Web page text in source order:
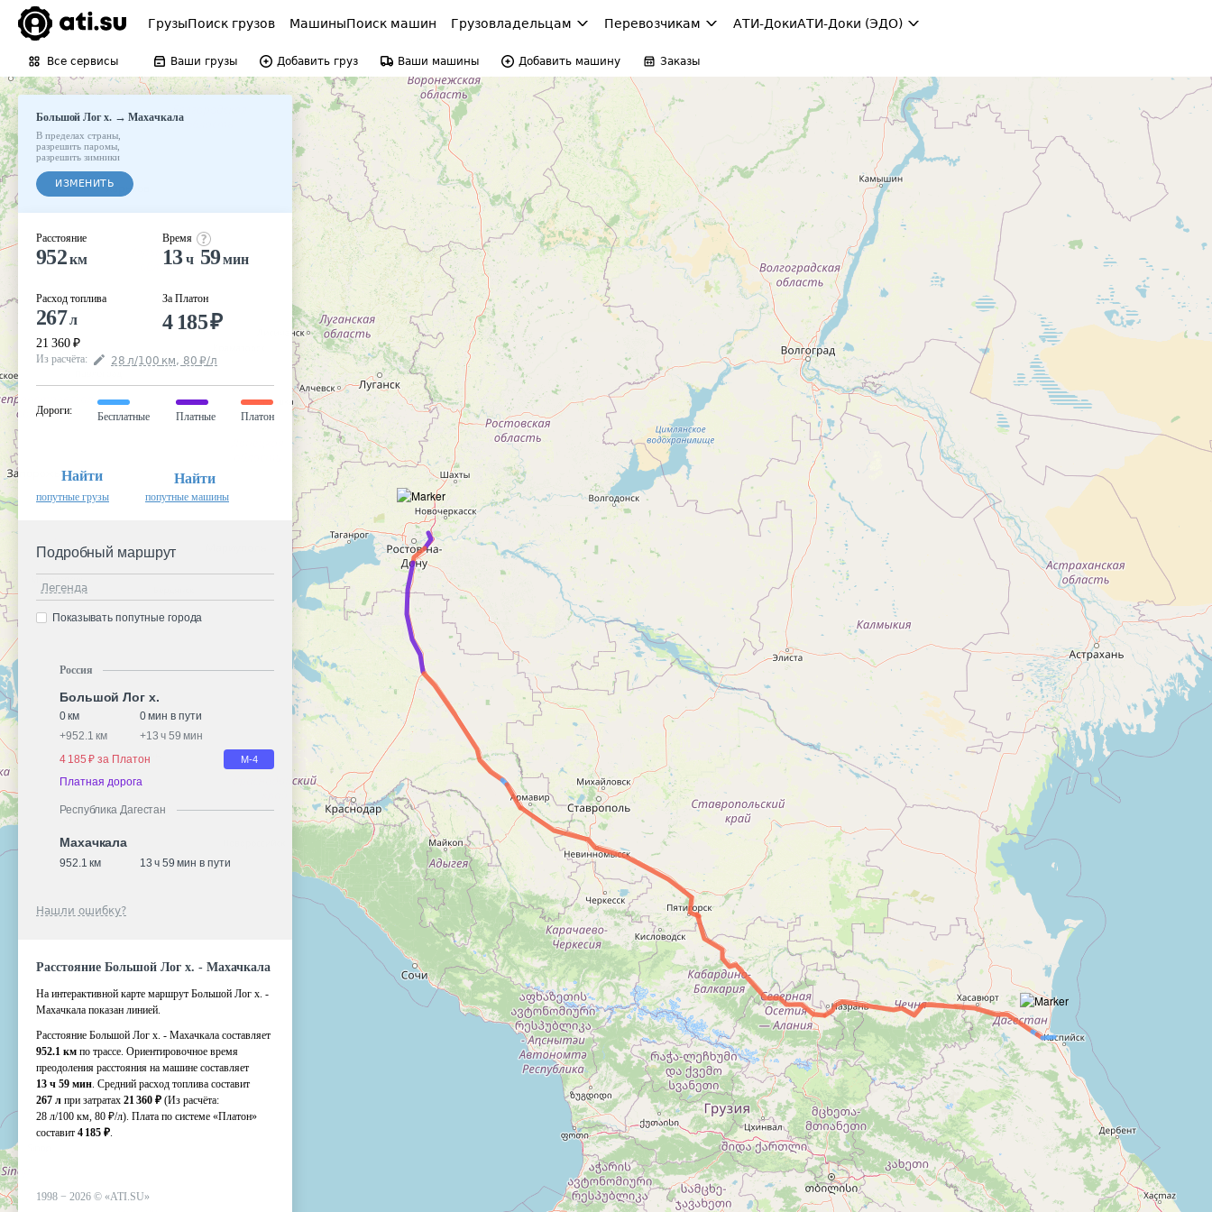
ГрузыПоиск грузов МашиныПоиск машин Грузовладельцам Перевозчикам АТИ-ДокиАТИ-Доки (ЭДО)
Все сервисы Ваши грузы Добавить груз Ваши машины Добавить машину Заказы
Большой Лог х.→Махачкала
В пределах страны
разрешить паромы
разрешить зимники
ИЗМЕНИТЬ
Расстояние
952км
Расход топлива
267л
21 360 ₽
Время
13ч 59мин
За Платон
4 185₽
Из расчёта: 28 л/100 км, 80 ₽/л
Дороги:
Бесплатные Платные Платон
Найти
попутные грузы
Найти
попутные машины
Подробный маршрут
Легенда
Показывать попутные города
Россия
Большой Лог х.
0 км
0 мин в пути
+952.1 км +13 ч 59 мин
4 185 ₽ за Платон
М-4
Платная дорога
Республика Дагестан
Махачкала
952.1 км 13 ч 59 мин в пути
Нашли ошибку?
Расстояние Большой Лог х. - Махачкала
На интерактивной карте маршрут Большой Лог х. -
Махачкала показан линией.
Расстояние Большой Лог х. - Махачкала составляет
952.1 км по трассе. Ориентировочное время
преодоления расстояния на машине составляет
13 ч 59 мин. Средний расход топлива составит
267 л при затратах 21 360 ₽ (Из расчёта:
28 л/100 км, 80 ₽/л). Плата по системе «Платон»
составит 4 185 ₽.
1998 − 2026 © «ATI.SU»